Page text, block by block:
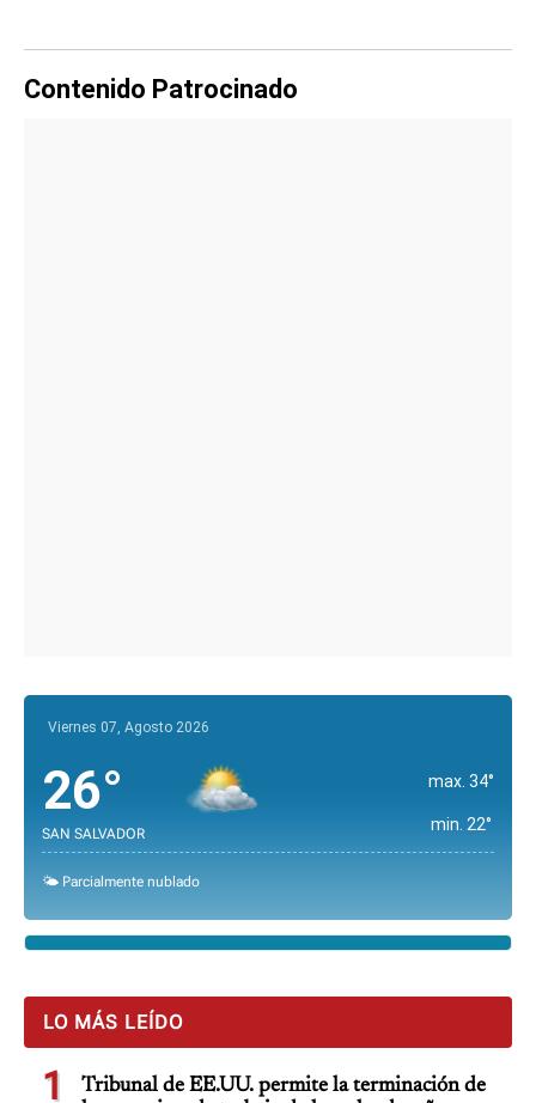
Contenido Patrocinado
Viernes 07, Agosto 2026
26°
SAN SALVADOR
max. 34°
min. 22°
🌤️ Parcialmente nublado
LO MÁS LEÍDO
1
Tribunal de EE.UU. permite la terminación de